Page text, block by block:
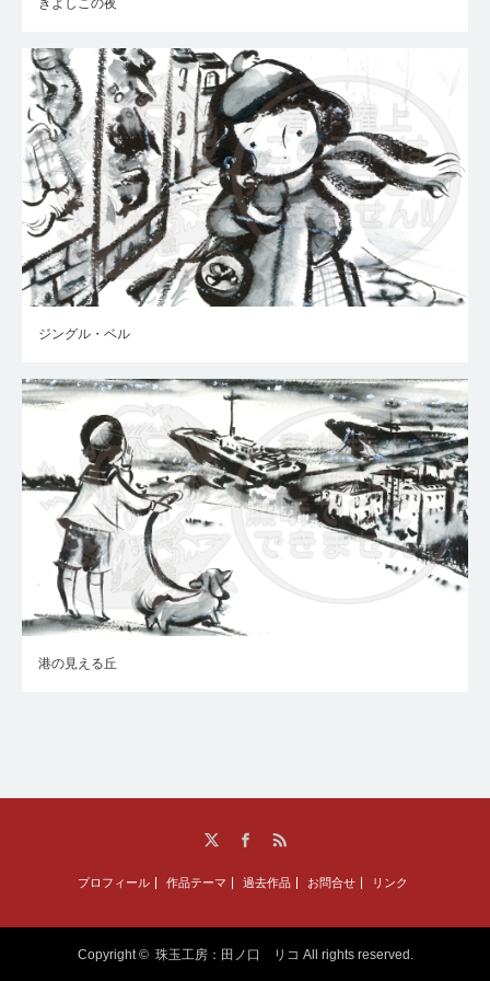
きよしこの夜
ジングル・ベル
港の見える丘
プロフィール 作品テーマ 過去作品 お問合せ リンク
Copyright © 珠玉工房：田ノ口 リコ All rights reserved.